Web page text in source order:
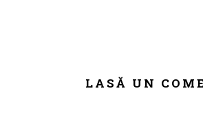
LASĂ UN